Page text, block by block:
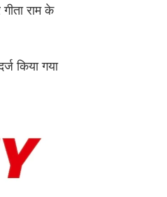
राम के
किया गया